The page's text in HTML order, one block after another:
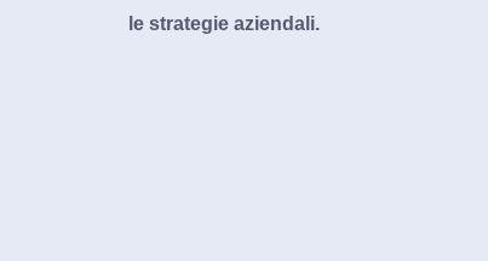
le strategie aziendali.